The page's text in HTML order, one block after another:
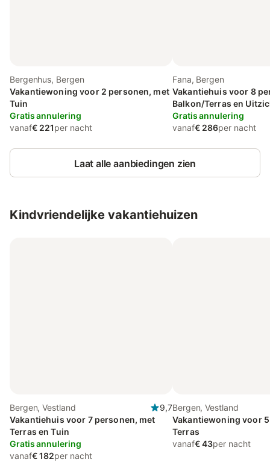
Bergenhus, Bergen
Vakantiewoning voor 2 personen, met
Tuin
Gratis annulering
vanaf€ 221per nacht
Fana, Bergen
Vakantiehuis voor 8
Balkon/Terras en
Gratis annulering
vanaf€ 286per nacht
Laat alle aanbiedingen zien
Kindvriendelijke vakantiehuizen
Bergen, Vestland
9,7
Vakantiehuis voor 7 personen, met
Terras en Tuin
Gratis annulering
vanaf€ 182per nacht
Bergen, Vestland
Vakantiewoning voor
Terras
vanaf€ 43per nacht